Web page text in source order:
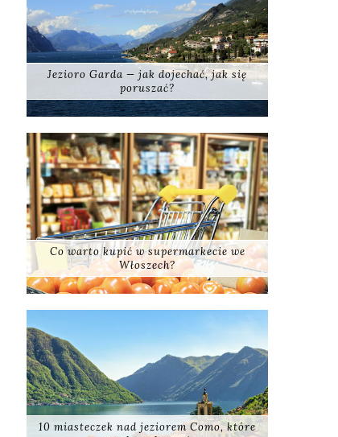
Jezioro Garda — jak dojechać, jak się
poruszać?
Co warto kupić w supermarkecie we
Włoszech?
10 miasteczek nad jeziorem Como, które